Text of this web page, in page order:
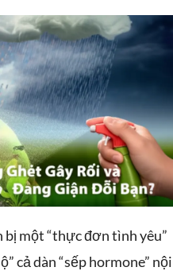
bị một “thực đơn tình yêu”
cả dàn “sếp hormone” nội